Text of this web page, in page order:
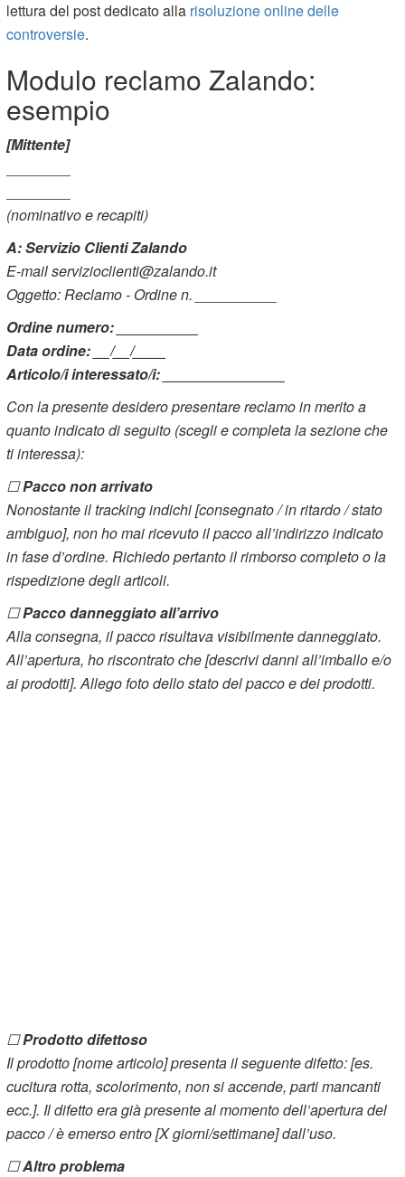
lettura del post dedicato alla risoluzione online delle
controversie.
Modulo reclamo Zalando:
esempio
[Mittente]
(nominativo e recapiti)
A: Servizio Clienti Zalando
E-mail servizioclienti@zalando.it
Oggetto: Reclamo - Ordine n. __________
Ordine numero: __________
Data ordine: __/__/____
Articolo/i interessato/i: _______________
Con la presente desidero presentare reclamo in merito a
quanto indicato di seguito (scegli e completa la sezione che
ti interessa):
☐Pacco non arrivato
Nonostante il tracking indichi [consegnato / in ritardo / stato
ambiguo], non ho mai ricevuto il pacco all’indirizzo indicato
in fase d’ordine. Richiedo pertanto il rimborso completo o la
rispedizione degli articoli.
☐Pacco danneggiato all’arrivo
Alla consegna, il pacco risultava visibilmente danneggiato.
All’apertura, ho riscontrato che [descrivi danni all’imballo e/o
ai prodotti]. Allego foto dello stato del pacco e dei prodotti.
☐Prodotto difettoso
Il prodotto [nome articolo] presenta il seguente difetto: [es.
cucitura rotta, scolorimento, non si accende, parti mancanti
ecc.]. Il difetto era già presente al momento dell’apertura del
pacco / è emerso entro [X giorni/settimane] dall’uso.
☐Altro problema